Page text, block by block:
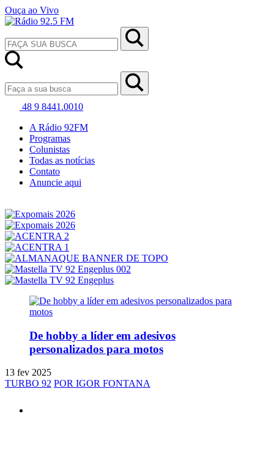
Ouça ao Vivo
48 9 8441.0010
A Rádio 92FM
Programas
Colunistas
Todas as notícias
Contato
Anuncie aqui
De hobby a líder em adesivos
personalizados para motos
13 fev 2025
TURBO 92 POR IGOR FONTANA